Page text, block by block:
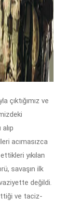
çıktığımız ve
acımasızca
yıkılan
savaşın ilk
değildi.
ve taciz-